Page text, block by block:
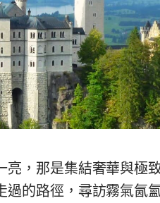
，那是集結奢華與極
的路徑，尋訪霧氣氤